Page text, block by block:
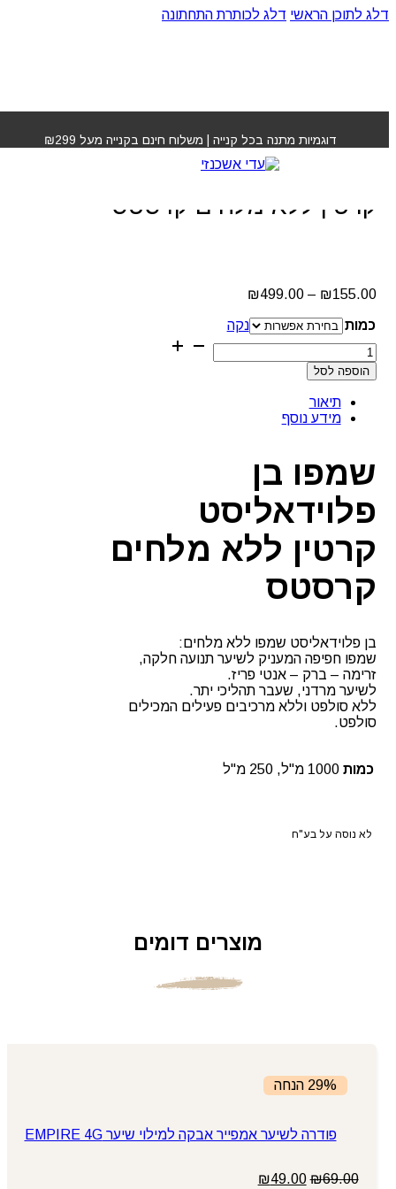
דלג לתוכן הראשי דלג לכותרת התחתונה
דוגמיות מתנה בכל קנייה | משלוח חינם בקנייה מעל ₪299קרסטס
שמפו בן פלוידאליסט
קרטין ללא מלחים קרסטס
₪155.00
–
₪499.00
עד
⁦₪499.00⁩
כמות
נקה
כמות
של
שמפו
פלוידאליסט
קרטין
קרסטס
הוספה לסל
תיאור
מידע נוסף
שמפו בן
פלוידאליסט
קרטין ללא מלחים
קרסטס
בן פלוידאליסט שמפו ללא מלחים:
שמפו חפיפה המעניק לשיער תנועה חלקה,
זרימה – ברק – אנטי פריז.
לשיער מרדני, שעבר תהליכי יתר.
ללא סולפט וללא מרכיבים פעילים המכילים
סולפט.
כמות 1000 מ"ל, 250 מ"ל
לא נוסה על בע"ח
מוצרים דומים
29% הנחה
פודרה לשיער אמפייר אבקה למילוי שיער EMPIRE 4G
₪69.00
המחיר₪49.00